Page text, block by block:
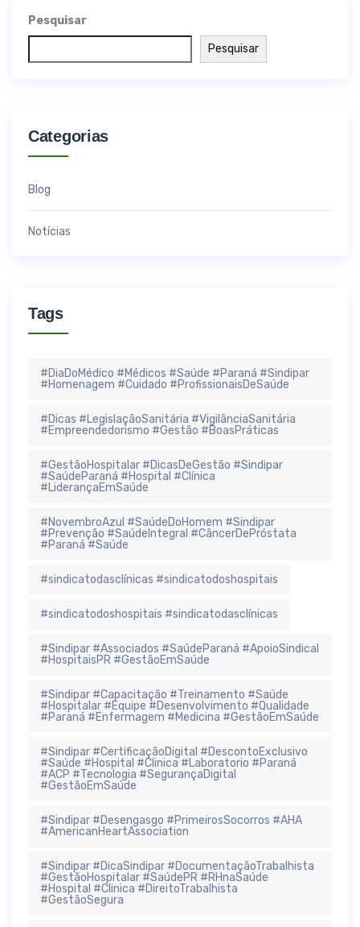
Pesquisar
Pesquisar
Categorias
Blog
Notícias
Tags
#DiaDoMédico #Médicos #Saúde #Paraná #Sindipar
#Homenagem #Cuidado #ProfissionaisDeSaúde
#Dicas #LegislaçãoSanitária #VigilânciaSanitária
#Empreendedorismo #Gestão #BoasPráticas
#GestãoHospitalar #DicasDeGestão #Sindipar
#SaúdeParaná #Hospital #Clínica
#LiderançaEmSaúde
#NovembroAzul #SaúdeDoHomem #Sindipar
#Prevenção #SaúdeIntegral #CâncerDePróstata
#Paraná #Saúde
#sindicatodasclínicas #sindicatodoshospitais
#sindicatodoshospitais #sindicatodasclínicas
#Sindipar #Associados #SaúdeParaná #ApoioSindical
#HospitaisPR #GestãoEmSaúde
#Sindipar #Capacitação #Treinamento #Saúde
#Hospitalar #Equipe #Desenvolvimento #Qualidade
#Paraná #Enfermagem #Medicina #GestãoEmSaúde
#Sindipar #CertificaçãoDigital #DescontoExclusivo
#Saúde #Hospital #Clinica #Laboratorio #Paraná
#ACP #Tecnologia #SegurançaDigital
#GestãoEmSaúde
#Sindipar #Desengasgo #PrimeirosSocorros #AHA
#AmericanHeartAssociation
#Sindipar #DicaSindipar #DocumentaçãoTrabalhista
#GestãoHospitalar #SaúdePR #RHnaSaúde
#Hospital #Clinica #DireitoTrabalhista
#GestãoSegura